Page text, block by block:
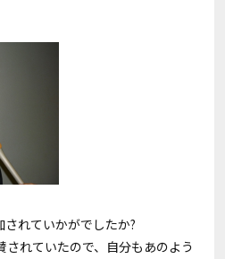
れていかがでしたか?
されていたので、自分もあのよう